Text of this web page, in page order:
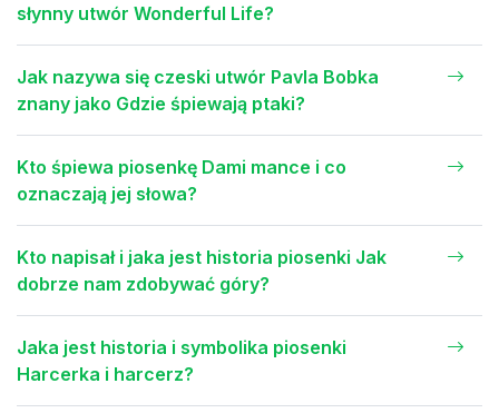
słynny utwór Wonderful Life?
Jak nazywa się czeski utwór Pavla Bobka
znany jako Gdzie śpiewają ptaki?
Kto śpiewa piosenkę Dami mance i co
oznaczają jej słowa?
Kto napisał i jaka jest historia piosenki Jak
dobrze nam zdobywać góry?
Jaka jest historia i symbolika piosenki
Harcerka i harcerz?